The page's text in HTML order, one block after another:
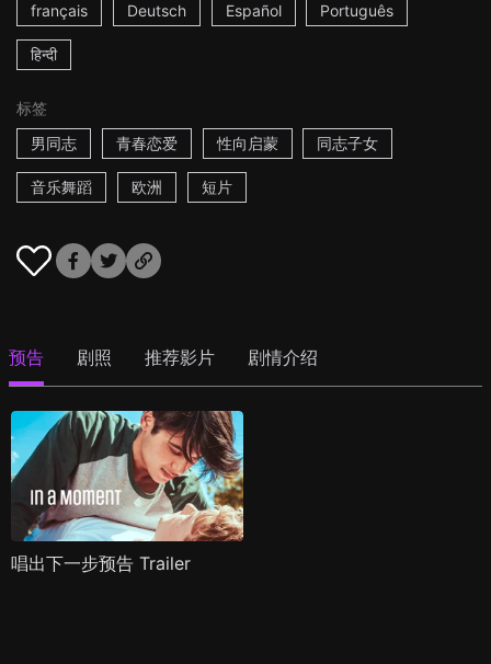
français Deutsch Español Português
हिन्दी
标签
男同志
青春恋爱 性向启蒙 同志子女
音乐舞蹈 欧洲 短片
预告 剧照 推荐影片 剧情介绍
唱出下一步预告 Trailer